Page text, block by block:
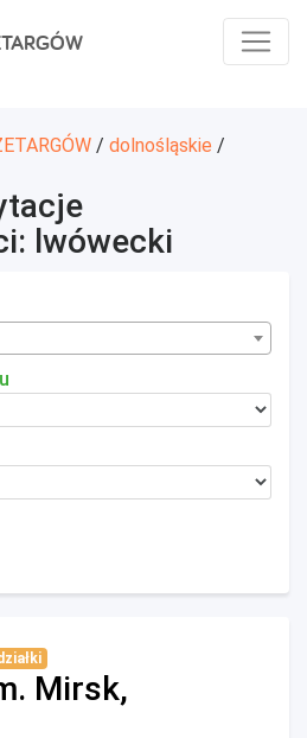
/ dolnośląskie /
lwówecki
Mirsk,